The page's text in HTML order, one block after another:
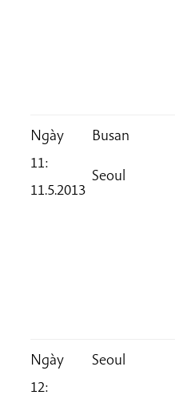
Ngày
11:
11.5.2013
Busan
Seoul
Ngày
12:
Seoul